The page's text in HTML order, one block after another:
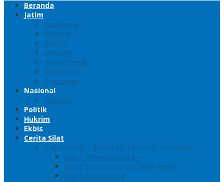
Beranda
Jatim
Surabaya
Malang
Gresik
Sidoarjo
Trenggalek
Mojokerto
Pasuruan
Nasional
Jakarta
Politik
Hukrim
Ekbis
Cerita Silat
Toh Kuning – Benteng Terakhir Kertajaya
Bab 1 Jalur Banengan
Bab 2 Sampai Jumpa, Ken Arok!
Bab 3 Bergabung